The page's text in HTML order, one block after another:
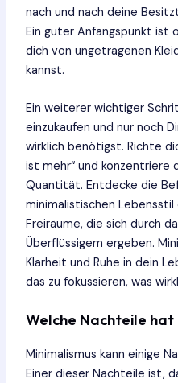
nach und nach deine
Ein guter Anfangspunkt ist
dich von ungetragenen
kannst.
Ein weiterer wichtiger
einzukaufen und nur noch
wirklich benötigst. Richte
ist mehr“ und
Quantität. Entdecke die
minimalistischen
Freiräume, die sich durch
Überflüssigem ergeben.
Klarheit und Ruhe in dein
das zu fokussieren, was
Welche Nachteile hat
Minimalismus kann einige
Einer dieser Nachteile ist,